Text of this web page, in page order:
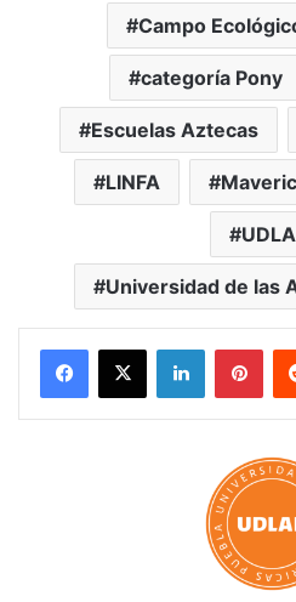
Campo
categoría Pony
Escuelas Aztecas
LINFA
Universidad de las
LinkedIn